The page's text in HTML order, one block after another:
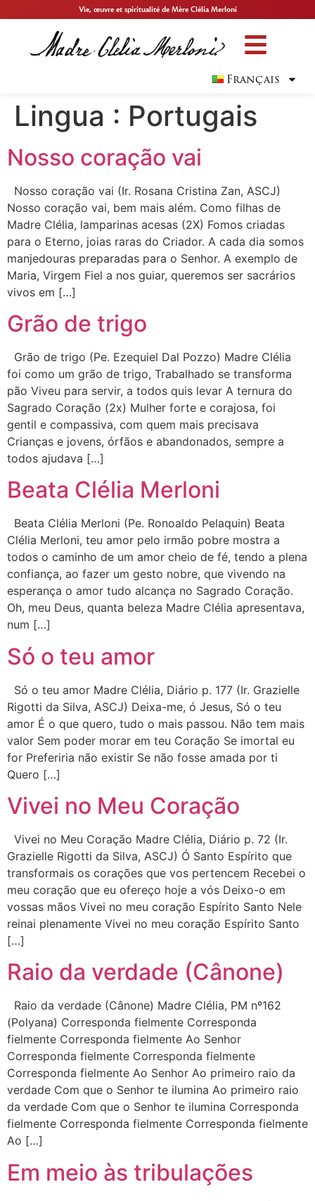
Vie, œuvre et spiritualité de Mère Clélia Merloni
Français
Lingua : Portugais
Nosso coração vai
Nosso coração vai (Ir. Rosana Cristina Zan, ASCJ)
Nosso coração vai, bem mais além. Como filhas de
Madre Clélia, lamparinas acesas (2X) Fomos criadas
para o Eterno, joias raras do Criador. A cada dia somos
manjedouras preparadas para o Senhor. A exemplo de
Maria, Virgem Fiel a nos guiar, queremos ser sacrários
vivos em […]
Grão de trigo
Grão de trigo (Pe. Ezequiel Dal Pozzo) Madre Clélia
foi como um grão de trigo, Trabalhado se transforma
pão Viveu para servir, a todos quis levar A ternura do
Sagrado Coração (2x) Mulher forte e corajosa, foi
gentil e compassiva, com quem mais precisava
Crianças e jovens, órfãos e abandonados, sempre a
todos ajudava […]
Beata Clélia Merloni
Beata Clélia Merloni (Pe. Ronoaldo Pelaquin) Beata
Clélia Merloni, teu amor pelo irmão pobre mostra a
todos o caminho de um amor cheio de fé, tendo a plena
confiança, ao fazer um gesto nobre, que vivendo na
esperança o amor tudo alcança no Sagrado Coração.
Oh, meu Deus, quanta beleza Madre Clélia apresentava,
num […]
Só o teu amor
Só o teu amor Madre Clélia, Diário p. 177 (Ir. Grazielle
Rigotti da Silva, ASCJ) Deixa-me, ó Jesus, Só o teu
amor É o que quero, tudo o mais passou. Não tem mais
valor Sem poder morar em teu Coração Se imortal eu
for Preferiria não existir Se não fosse amada por ti
Quero […]
Vivei no Meu Coração
Vivei no Meu Coração Madre Clélia, Diário p. 72 (Ir.
Grazielle Rigotti da Silva, ASCJ) Ó Santo Espírito que
transformais os corações que vos pertencem Recebei o
meu coração que eu ofereço hoje a vós Deixo-o em
vossas mãos Vivei no meu coração Espírito Santo Nele
reinai plenamente Vivei no meu coração Espírito Santo
[…]
Raio da verdade (Cânone)
Raio da verdade (Cânone) Madre Clélia, PM nº162
(Polyana) Corresponda fielmente Corresponda
fielmente Corresponda fielmente Ao Senhor
Corresponda fielmente Corresponda fielmente
Corresponda fielmente Ao Senhor Ao primeiro raio da
verdade Com que o Senhor te ilumina Ao primeiro raio
da verdade Com que o Senhor te ilumina Corresponda
fielmente Corresponda fielmente Corresponda fielmente
Ao […]
Em meio às tribulações